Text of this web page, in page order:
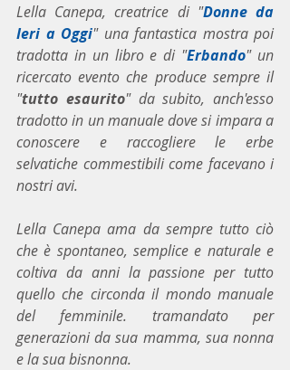
Lella Canepa, creatrice di "Donne da
Ieri a Oggi" una fantastica mostra poi
tradotta in un libro e di "Erbando" un
ricercato evento che produce sempre il
"tutto esaurito" da subito, anch'esso
tradotto in un manuale dove si impara a
conoscere e raccogliere le erbe
selvatiche commestibili come facevano i
nostri avi.
Lella Canepa ama da sempre tutto ciò
che è spontaneo, semplice e naturale e
coltiva da anni la passione per tutto
quello che circonda il mondo manuale
del femminile. tramandato per
generazioni da sua mamma, sua nonna
e la sua bisnonna.